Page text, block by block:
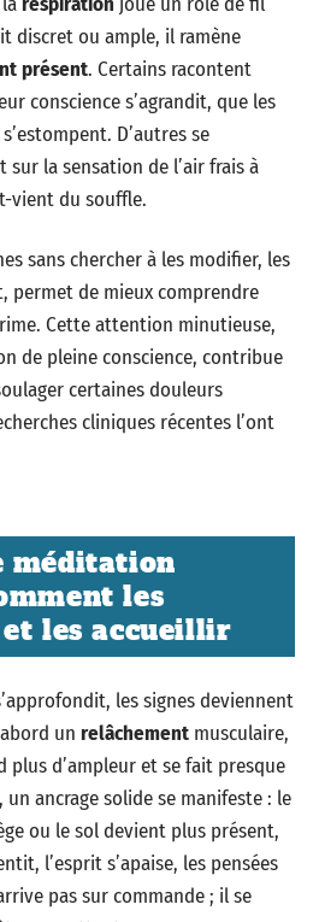
discret ou ample, il ramène
présent. Certains racontent
conscience s’agrandit, que les
D’autres se
la sensation de l’air frais à
vient du souffle.
sans chercher à les modifier, les
permet de mieux comprendre
Cette attention minutieuse,
de pleine conscience, contribue
certaines douleurs
cliniques récentes l’ont
méditation
les
les accueillir
les signes deviennent
un relâchement musculaire,
plus d’ampleur et se fait presque
ancrage solide se manifeste : le
ou le sol devient plus présent,
l’esprit s’apaise, les pensées
pas sur commande ; il se